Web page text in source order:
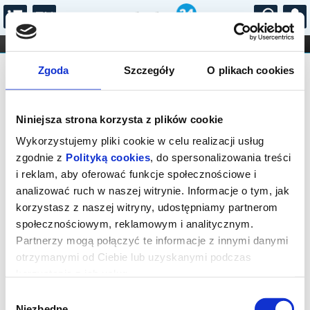
Zgoda Szczegóły O plikach cookies
Niniejsza strona korzysta z plików cookie
Wykorzystujemy pliki cookie w celu realizacji usług
zgodnie z Polityką cookies, do spersonalizowania treści
i reklam, aby oferować funkcje społecznościowe i
analizować ruch w naszej witrynie. Informacje o tym, jak
korzystasz z naszej witryny, udostępniamy partnerom
społecznościowym, reklamowym i analitycznym.
Partnerzy mogą połączyć te informacje z innymi danymi
otrzymanymi od Ciebie lub uzyskanymi podczas
...
FILHARMONIA OPERA I BALET
STAND-UP
DLA DZIECI
Bilety na: CO PO GRACE?
Warszawa, Marszałkowska 56
07.09.2026, g. 19:00 (poniedziałek)
cena - od 77,00 pln
Organizator: Fundacja Krystyny Jandy Na Rzecz